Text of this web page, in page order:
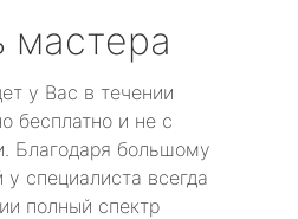
мастера
у Вас в течении
бесплатно и не с
Благодаря большому
специалиста всегда
полный спектр